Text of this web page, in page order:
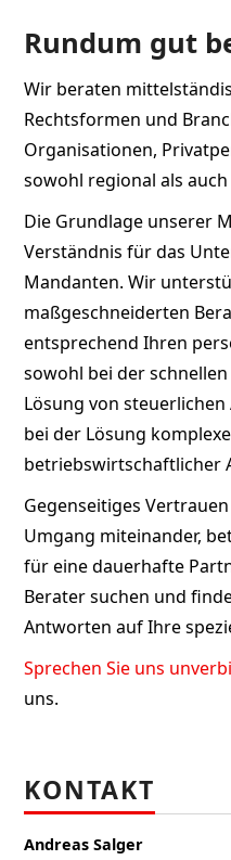
Rundum gut
Wir beraten
Rechtsformen und
Organisationen,
sowohl regional als
Die Grundlage unserer
Verständnis für das
Mandanten. Wir
maßgeschneiderten
entsprechend Ihren
sowohl bei der
Lösung von
bei der Lösung
betriebswirtschaftlicher
Gegenseitiges
Umgang miteinander,
für eine dauerhafte
Berater suchen und
Antworten auf Ihre
Sprechen Sie uns
uns.
KONTAKT
Andreas Salger